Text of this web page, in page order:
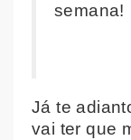
semana!
Já te
vai ter que